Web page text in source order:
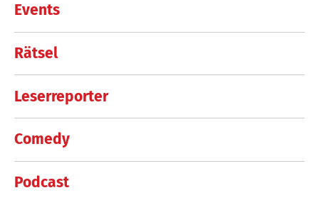
Events
Rätsel
Leserreporter
Comedy
Podcast